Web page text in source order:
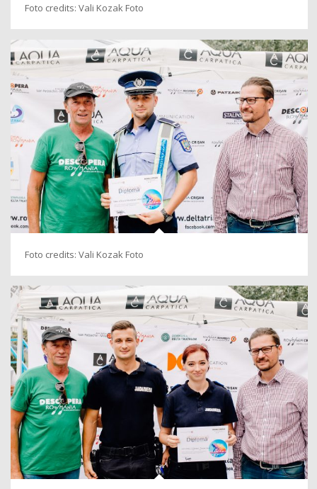
Foto credits: Vali Kozak Foto
Foto credits: Vali Kozak Foto